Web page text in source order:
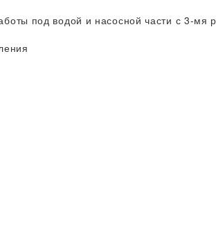
под водой и насосной части с 3-мя